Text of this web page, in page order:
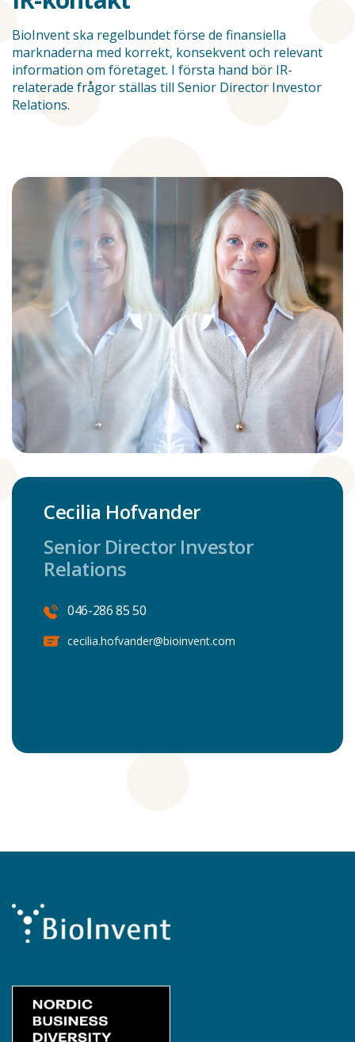
BioInvent ska regelbundet förse de finansiella
marknaderna med korrekt, konsekvent och relevant
information om företaget. I första hand bör IR-
relaterade frågor ställas till Senior Director Investor
Relations.
Cecilia Hofvander
Senior Director Investor
Relations
046-286 85 50
cecilia.hofvander@bioinvent.com